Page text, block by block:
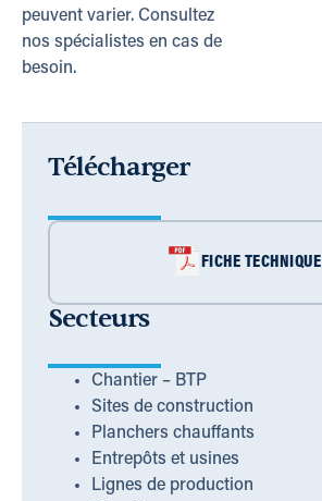
peuvent varier. Consultez
nos spécialistes en cas de
besoin.
Télécharger
FICHE TECHNIQUE
Secteurs
Chantier – BTP
Sites de construction
Planchers chauffants
Entrepôts et usines
Lignes de production